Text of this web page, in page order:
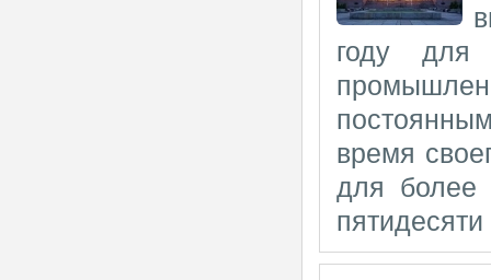
году для
время
для более